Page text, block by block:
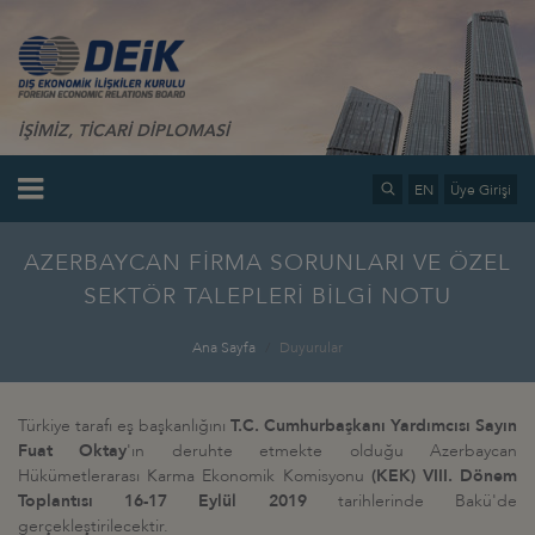
İŞİMİZ, TİCARİ DİPLOMASİ
EN Üye Girişi
AZERBAYCAN FİRMA SORUNLARI VE ÖZEL
SEKTÖR TALEPLERİ BİLGİ NOTU
Ana Sayfa Duyurular
Türkiye tarafı eş başkanlığını T.C. Cumhurbaşkanı Yardımcısı Sayın
Fuat Oktay'ın deruhte etmekte olduğu Azerbaycan
Hükümetlerarası Karma Ekonomik Komisyonu (KEK) VIII. Dönem
Toplantısı 16-17 Eylül 2019tarihlerinde Bakü'de
gerçekleştirilecektir.